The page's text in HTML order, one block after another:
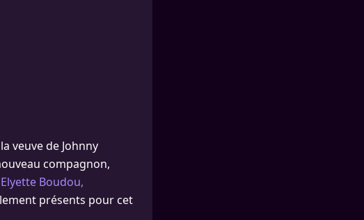
veuve de Johnny
compagnon,
Elyette Boudou,
présents pour cet